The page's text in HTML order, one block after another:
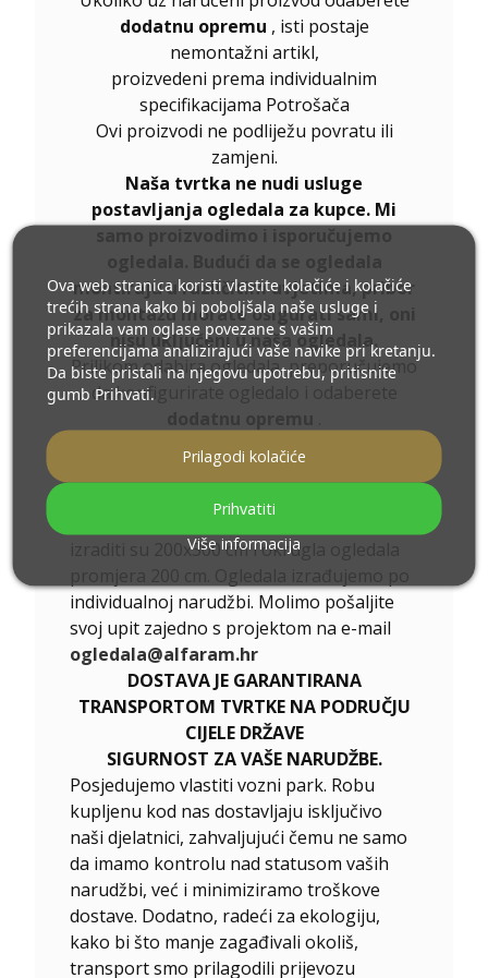
dodatnu opremu , isti postaje
nemontažni artikl,
proizvedeni prema individualnim
specifikacijama Potrošača
Ovi proizvodi ne podliježu povratu ili
zamjeni.
Naša tvrtka ne nudi usluge
postavljanja ogledala za kupce. Mi
montiraju u različitim uvjetima, pribor
za montažu morate osigurati sami, oni
nisu uključeni u naša ogledala.
Prilikom odabira ogledala, preporučujemo
da konfigurirate ogledalo i odaberete
Ukoliko niste pronašli željenu veličinu
ogledala ili Vam je potrebna drugačija
podjela, kontaktirajte nas telefonom ili e-
izraditi su 200x300 cm i okrugla ogledala
individualnoj narudžbi. Molimo pošaljite
svoj upit zajedno s projektom na e-mail
ogledala@alfaram.hr
DOSTAVA JE GARANTIRANA
TRANSPORTOM TVRTKE NA PODRUČJU
CIJELE DRŽAVE
SIGURNOST ZA VAŠE NARUDŽBE.
Posjedujemo vlastiti vozni park. Robu
kupljenu kod nas dostavljaju isključivo
naši djelatnici, zahvaljujući čemu ne samo
da imamo kontrolu nad statusom vaših
narudžbi, već i minimiziramo troškove
dostave. Dodatno, radeći za ekologiju,
kako bi što manje zagađivali okoliš,
transport smo prilagodili prijevozu
Ova web stranica koristi vlastite kolačiće i kolačiće
trećih strana kako bi poboljšala naše usluge i
prikazala vam oglase povezane s vašim
preferencijama analizirajući vaše navike pri kretanju.
Da biste pristali na njegovu upotrebu, pritisnite
gumb Prihvati.
Više informacija
Prilagodi kolačiće
Prihvatiti